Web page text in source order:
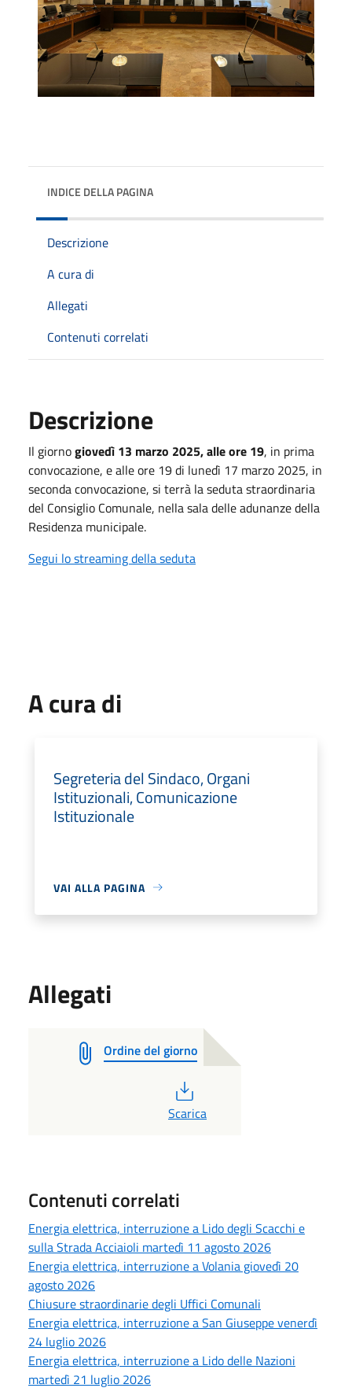
INDICE DELLA PAGINA
Descrizione
A cura di
Allegati
Contenuti correlati
Descrizione
Il giornogiovedì 13 marzo 2025, alle ore 19, in prima
convocazione, e alle ore 19 di lunedì 17 marzo 2025, in
seconda convocazione, si terrà la seduta straordinaria
del Consiglio Comunale, nella sala delle adunanze della
Residenza municipale.
Segui lo streaming della seduta
A cura di
Segreteria del Sindaco, Organi
Istituzionali, Comunicazione
Istituzionale
VAI ALLA PAGINA
Allegati
Ordine del giorno
Scarica
Contenuti correlati
Energia elettrica, interruzione a Lido degli Scacchi e
sulla Strada Acciaioli martedì 11 agosto 2026
Energia elettrica, interruzione a Volania giovedì 20
agosto 2026
Chiusure straordinarie degli Uffici Comunali
Energia elettrica, interruzione a San Giuseppe venerdì
24 luglio 2026
Energia elettrica, interruzione a Lido delle Nazioni
martedì 21 luglio 2026